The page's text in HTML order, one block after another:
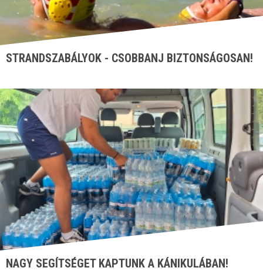
STRANDSZABÁLYOK - CSOBBANJ BIZTONSÁGOSAN!
NAGY SEGÍTSÉGET KAPTUNK A KÁNIKULÁBAN!